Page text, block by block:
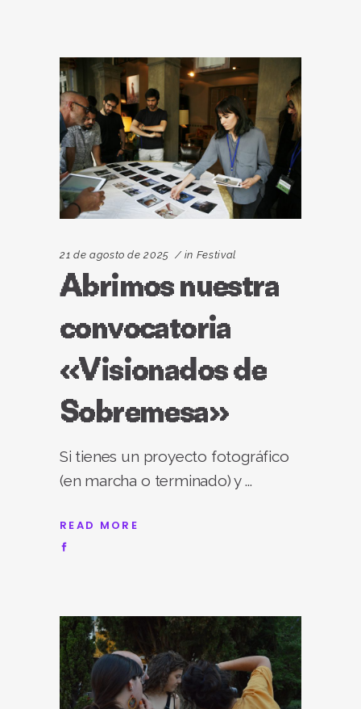
21 de agosto de 2025 in Festival
Abrimos nuestra
convocatoria
«Visionados de
Sobremesa»
Si tienes un proyecto fotográfico
(en marcha o terminado) y
READ MORE